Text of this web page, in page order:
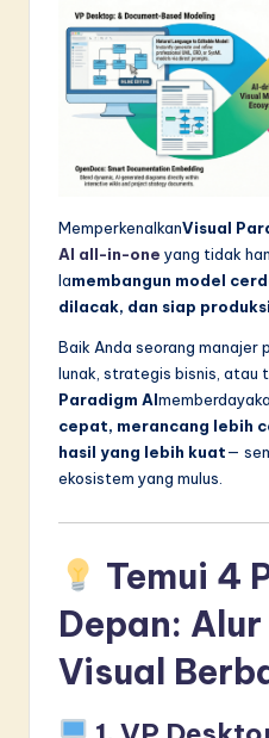
A
&
S
o
w
MemperkenalkanVisual
AI all-in-one yang tidak
Iamembangun model
dilacak, dan siap produksi
Baik Anda seorang manajer
lunak, strategis bisnis, atau
Paradigm AI
cepat, merancang lebih
hasil yang lebih kuat—
ekosistem yang mulus.
Temui 4
Depan:
Visual